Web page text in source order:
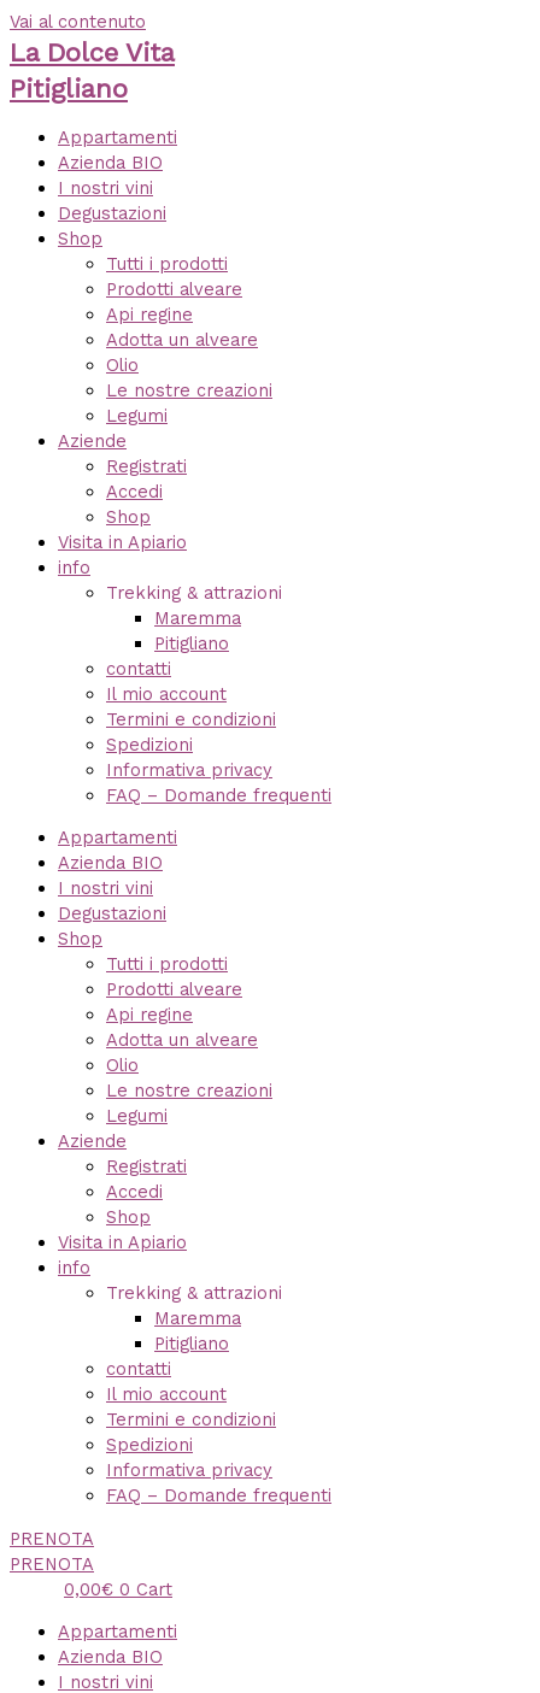
Vai al contenuto
La Dolce Vita
Pitigliano
Appartamenti
Azienda BIO
I nostri vini
Degustazioni
Shop
Tutti i prodotti
Prodotti alveare
Api regine
Adotta un alveare
Olio
Le nostre creazioni
Legumi
Aziende
Registrati
Accedi
Shop
Visita in Apiario
info
Trekking & attrazioni
Maremma
Pitigliano
contatti
Il mio account
Termini e condizioni
Spedizioni
Informativa privacy
FAQ – Domande frequenti
Appartamenti
Azienda BIO
I nostri vini
Degustazioni
Shop
Tutti i prodotti
Prodotti alveare
Api regine
Adotta un alveare
Olio
Le nostre creazioni
Legumi
Aziende
Registrati
Accedi
Shop
Visita in Apiario
info
Trekking & attrazioni
Maremma
Pitigliano
contatti
Il mio account
Termini e condizioni
Spedizioni
Informativa privacy
FAQ – Domande frequenti
PRENOTA
PRENOTA
0,00€ 0 Cart
Appartamenti
Azienda BIO
I nostri vini